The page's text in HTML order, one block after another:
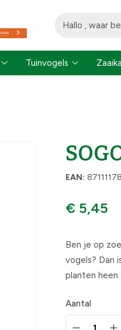
Tuinvogels
EAN:
€ 5,45
Ben je op
vogels? Dan
planten heen
Aantal